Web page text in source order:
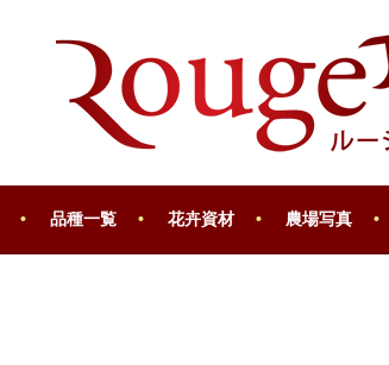
品種一覧 花卉資材 農場写真